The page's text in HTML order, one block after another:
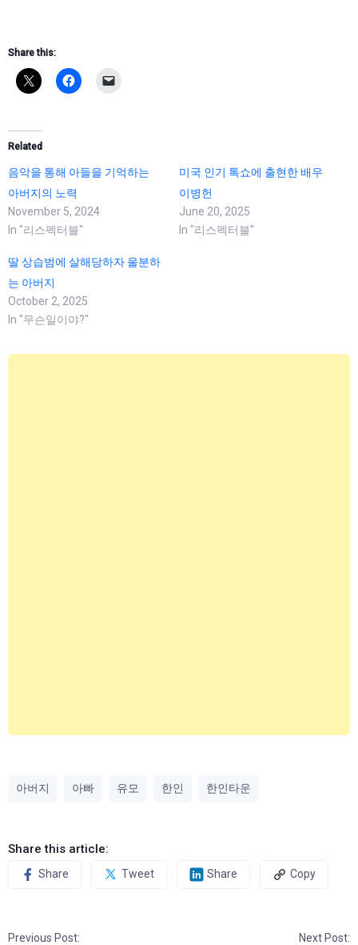
Share this:
Related
음악을 통해 아들을 기억하는
아버지의 노력
November 5, 2024
In "리스펙터블"
미국 인기 톡쇼에 출현한 배우
이병헌
June 20, 2025
In "리스펙터블"
딸 상습범에 살해당하자 울분하
는 아버지
October 2, 2025
In "무슨일이야?"
아버지 아빠 유모 한인 한인타운
Share this article:
Share Tweet Share Copy
Previous Post: Next Post: